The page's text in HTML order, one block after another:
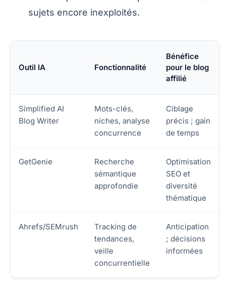
sujets encore inexploités.
Outil IA Fonctionnalité
Bénéfice
pour le blog
affilié
Simplified AI
Blog Writer
Mots-clés,
niches, analyse
concurrence
Ciblage
précis ; gain
de temps
GetGenie
Recherche
sémantique
approfondie
Optimisation
SEO et
diversité
thématique
Ahrefs/SEMrush
Tracking de
tendances,
veille
concurrentielle
Anticipation
; décisions
informées